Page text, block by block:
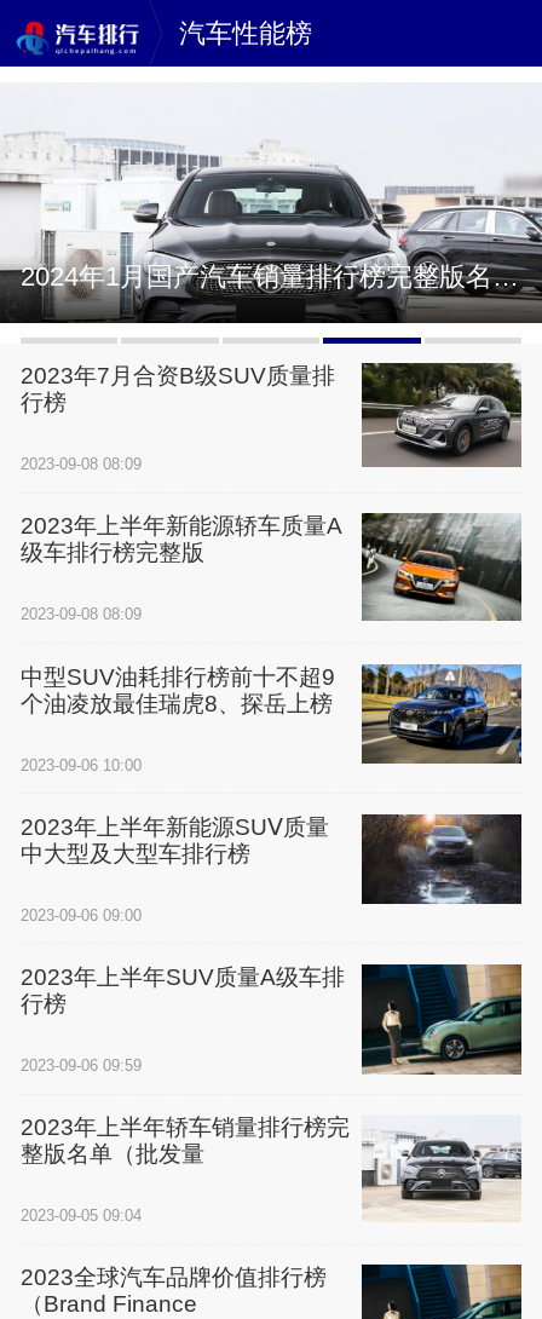
汽车性能榜
2024年1月国产汽车销量排行榜完整版名单(零售量
2023年7月合资B级SUV质量排
行榜
2023-09-08 08:09
2023年上半年新能源轿车质量A
级车排行榜完整版
2023-09-08 08:09
中型SUV油耗排行榜前十不超9
个油凌放最佳瑞虎8、探岳上榜
2023-09-06 10:00
2023年上半年新能源SUⅤ质量
中大型及大型车排行榜
2023-09-06 09:00
2023年上半年SUV质量A级车排
行榜
2023-09-06 09:59
2023年上半年轿车销量排行榜完
整版名单（批发量
2023-09-05 09:04
2023全球汽车品牌价值排行榜
（Brand Finance